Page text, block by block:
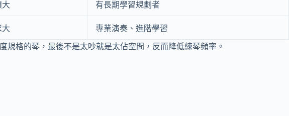
大 有長期學習規劃者
大 專業演奏、進階學習
格的琴，最後不是太吵就是太佔空間，反而降低練琴頻率。